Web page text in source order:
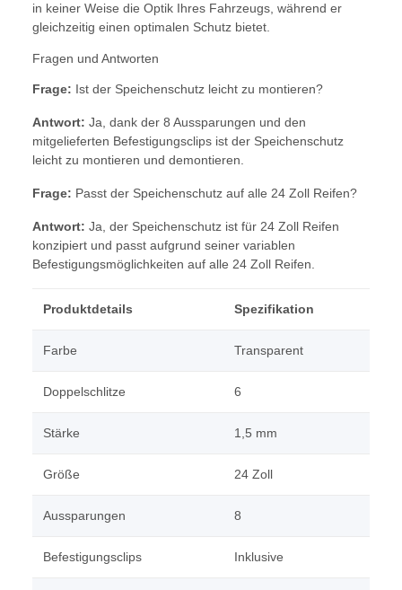
in keiner Weise die Optik Ihres Fahrzeugs, während er
gleichzeitig einen optimalen Schutz bietet.
Fragen und Antworten
Frage: Ist der Speichenschutz leicht zu montieren?
Antwort: Ja, dank der 8 Aussparungen und den
mitgelieferten Befestigungsclips ist der Speichenschutz
leicht zu montieren und demontieren.
Frage: Passt der Speichenschutz auf alle 24 Zoll Reifen?
Antwort: Ja, der Speichenschutz ist für 24 Zoll Reifen
konzipiert und passt aufgrund seiner variablen
Befestigungsmöglichkeiten auf alle 24 Zoll Reifen.
Produktdetails Spezifikation
Farbe Transparent
Doppelschlitze 6
Stärke 1,5 mm
Größe 24 Zoll
Aussparungen 8
Befestigungsclips Inklusive